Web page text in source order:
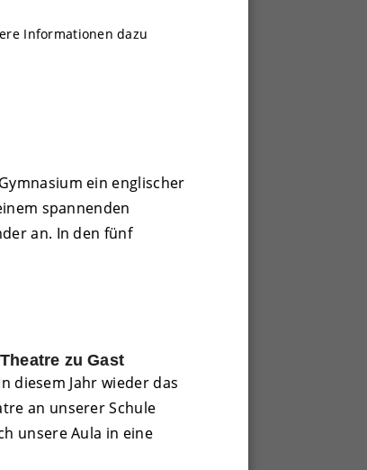
Informationen dazu
ein englischer
spannenden
an. In den fünf
zu Gast
diesem Jahr wieder das
an unserer Schule
unsere Aula in eine